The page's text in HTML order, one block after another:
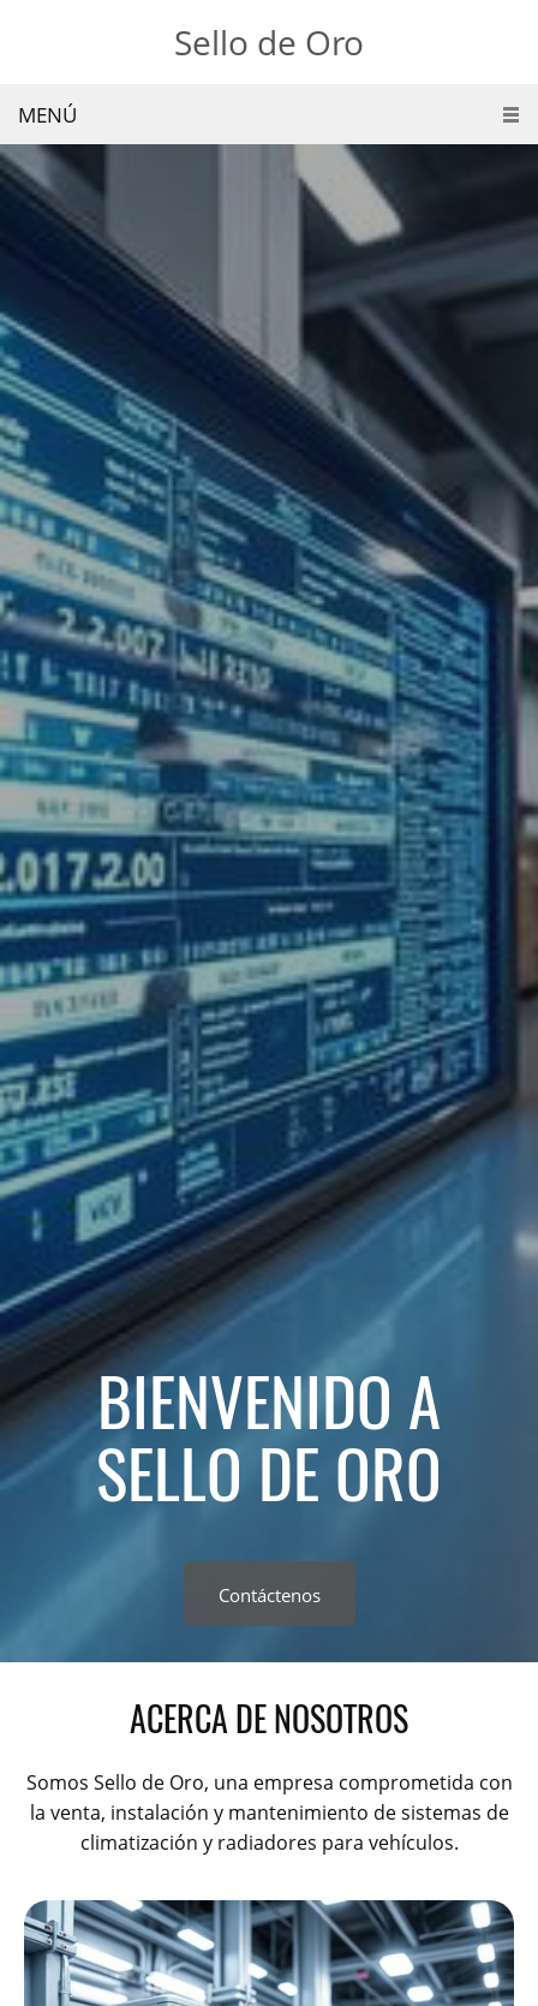
Sello de Oro
MENÚ
BIENVENIDO A
SELLO DE ORO
Contáctenos
ACERCA DE NOSOTROS
Somos Sello de Oro, una empresa comprometida con
la venta, instalación y mantenimiento de sistemas de
climatización y radiadores para vehículos.